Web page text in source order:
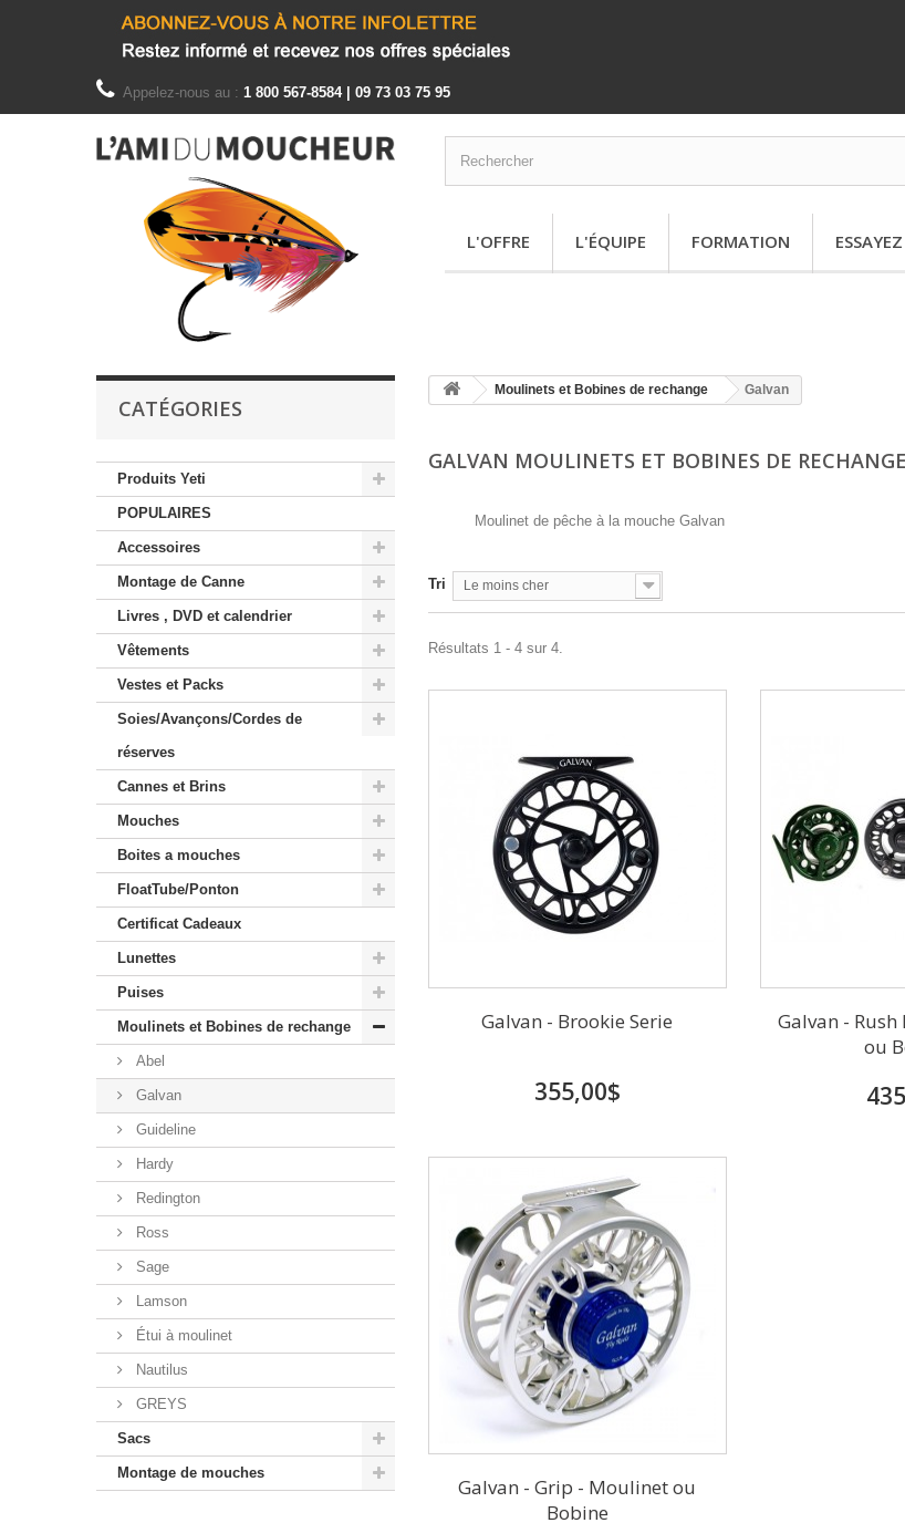
Appelez-nous au : 1 800 567-8584 | 09 73 03 75 95
L'OFFRE L'ÉQUIPE FORMATION
CATÉGORIES
Produits Yeti
POPULAIRES
Accessoires
Montage de Canne
Livres , DVD et calendrier
Vêtements
Vestes et Packs
Soies/Avançons/Cordes de
réserves
Cannes et Brins
Mouches
Boites a mouches
FloatTube/Ponton
Certificat Cadeaux
Lunettes
Puises
Moulinets et Bobines de rechange
Abel
Galvan
Guideline
Hardy
Redington
Ross
Sage
Lamson
Étui à moulinet
Nautilus
GREYS
Sacs
Montage de mouches
Moulinets et Bobines de rechange Galvan
GALVAN MOULINETS ET BOBINES DE RECHANGE
Moulinet de pêche à la mouche Galvan
Tri Le moins cher
Résultats 1 - 4 sur 4.
Galvan - Brookie Serie
355,00$
Galvan -
ou
Galvan - Grip - Moulinet ou
Bobine